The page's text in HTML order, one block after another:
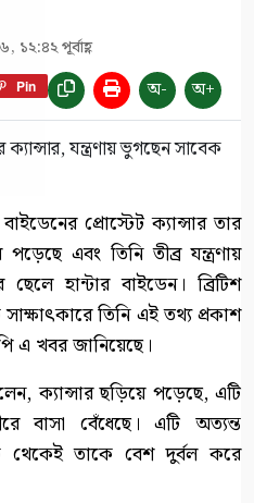
পূর্বাহ্ণ
Pin অ- অ+
প্রোস্টেট ক্যান্সার তার
এবং তিনি তীব্র যন্ত্রণায়
হান্টার বাইডেন। ব্রিটিশ
তিনি এই তথ্য প্রকাশ
এ খবর জানিয়েছে।
ক্যান্সার ছড়িয়ে পড়েছে, এটি
বেঁধেছে। এটি অত্যন্ত
থেকেই তাকে বেশ দুর্বল করে